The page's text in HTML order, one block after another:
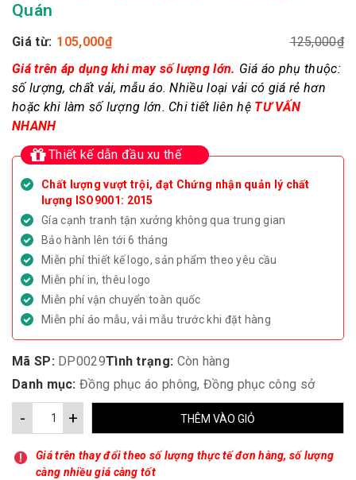
Quán
Giá từ: 105,000₫ 125,000₫
Giá trên áp dụng khi may số lượng lớn. Giá áo phụ thuộc:
số lượng, chất vải, mẫu áo. Nhiều loại vải có giá rẻ hơn
hoặc khi làm số lượng lớn. Chi tiết liên hệTƯ VẤN
NHANH
Thiết kế dẫn đầu xu thế
Chất lượng vượt trội, đạt Chứng nhận quản lý chất
lượng ISO9001: 2015
Gía cạnh tranh tận xưởng không qua trung gian
Bảo hành lên tới 6 tháng
Miễn phí thiết kế logo, sản phẩm theo yêu cầu
Miễn phí in, thêu logo
Miễn phí vận chuyển toàn quốc
Miễn phí áo mẫu, vải mẫu trước khi đặt hàng
Mã SP: DP0029Tình trạng: Còn hàng
Danh mục: Đồng phục áo phông,Đồng phục công sở
+
- THÊM VÀO GIỎ
Giá trên thay đổi theo số lượng thực tế đơn hàng, số lượng
càng nhiều giá càng tốt